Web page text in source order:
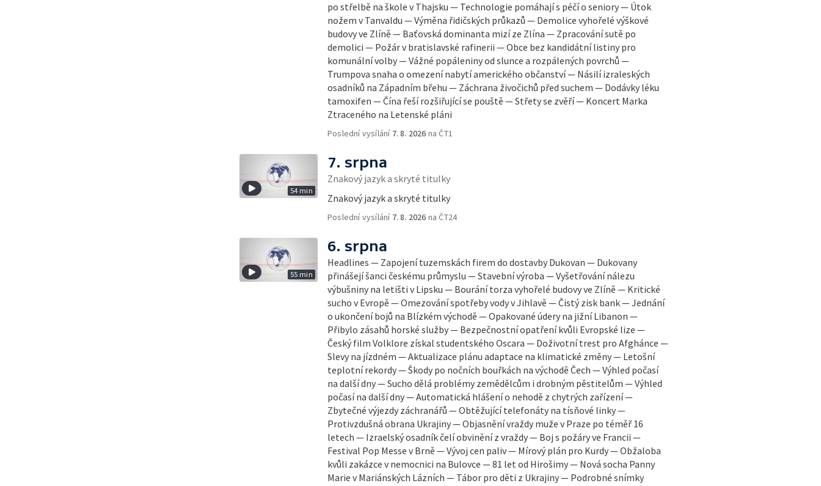
po střelbě na škole v Thajsku — Technologie pomáhají s péčí o seniory — Útok
nožem v Tanvaldu — Výměna řidičských průkazů — Demolice vyhořelé výškové
budovy ve Zlíně — Baťovská dominanta mizí ze Zlína — Zpracování sutě po
demolici — Požár v bratislavské rafinerii — Obce bez kandidátní listiny pro
komunální volby — Vážné popáleniny od slunce a rozpálených povrchů —
Trumpova snaha o omezení nabytí amerického občanství — Násilí izraleských
osadníků na Západním břehu — Záchrana živočichů před suchem — Dodávky léku
tamoxifen — Čína řeší rozšiřující se pouště — Střety se zvěří — Koncert Marka
Ztraceného na Letenské pláni
Poslední vysílání 7. 8. 2026 na ČT1
54 min
7. srpna
Znakový jazyk a skryté titulky
Znakový jazyk a skryté titulky
Poslední vysílání 7. 8. 2026 na ČT24
55 min
6. srpna
Headlines — Zapojení tuzemskách firem do dostavby Dukovan — Dukovany
přinášejí šanci českému průmyslu — Stavební výroba — Vyšetřování nálezu
výbušniny na letišti v Lipsku — Bourání torza vyhořelé budovy ve Zlíně — Kritické
sucho v Evropě — Omezování spotřeby vody v Jihlavě — Čistý zisk bank — Jednání
o ukončení bojů na Blízkém východě — Opakované údery na jižní Libanon —
Přibylo zásahů horské služby — Bezpečnostní opatření kvůli Evropské lize —
Český film Volklore získal studentského Oscara — Doživotní trest pro Afghánce —
Slevy na jízdném — Aktualizace plánu adaptace na klimatické změny — Letošní
teplotní rekordy — Škody po nočních bouřkách na východě Čech — Výhled počasí
na další dny — Sucho dělá problémy zemědělcům i drobným pěstitelům — Výhled
počasí na další dny — Automatická hlášení o nehodě z chytrých zařízení —
Zbytečné výjezdy záchranářů — Obtěžující telefonáty na tísňové linky —
Protivzdušná obrana Ukrajiny — Objasnění vraždy muže v Praze po téměř 16
letech — Izraelský osadník čelí obvinění z vraždy — Boj s požáry ve Francii —
Festival Pop Messe v Brně — Vývoj cen paliv — Mírový plán pro Kurdy — Obžaloba
kvůli zakázce v nemocnici na Bulovce — 81 let od Hirošimy — Nová socha Panny
Marie v Mariánských Lázních — Tábor pro děti z Ukrajiny — Podrobné snímky